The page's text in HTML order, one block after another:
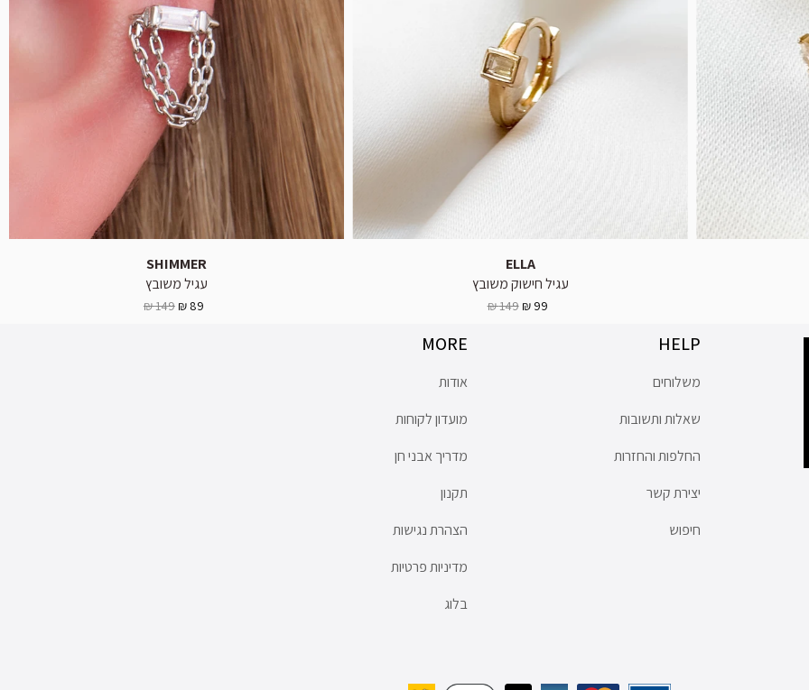
SHIMMER
עגיל משובץ
89 ₪
149 ₪
ELLA
עגיל חישוק משובץ
99 ₪
149 ₪
HELP
משלוחים
שאלות ותשובות
החלפות והחזרות
יצירת קשר
חיפוש
MORE
אודות
מועדון לקוחות
מדריך אבני חן
תקנון
הצהרת נגישות
מדיניות פרטיות
בלוג